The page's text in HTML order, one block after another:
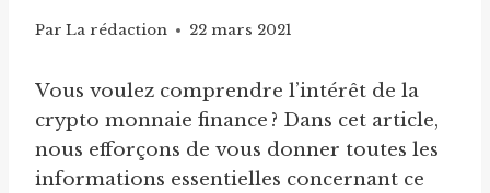
Par La rédaction 22 mars 2021
Vous voulez comprendre l’intérêt de la
crypto monnaie finance ? Dans cet article,
nous efforçons de vous donner toutes les
informations essentielles concernant ce